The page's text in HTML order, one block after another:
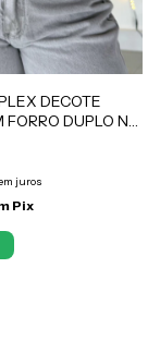
DECOTE
FORRO DUPLO NA
MARROM
juros
Pix